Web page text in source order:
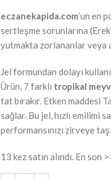
eczanekapida.com’un en
sertleşme sorunlarına
yutmakta zorlananlar veya
Jel formundan dolayı
Ürün, 7 farklı tropikal
tat bırakır. Etken maddesi
sağlar. Bu jel, hızlı emilimi
performansınızı zirveye
13 kez satın alındı. En son